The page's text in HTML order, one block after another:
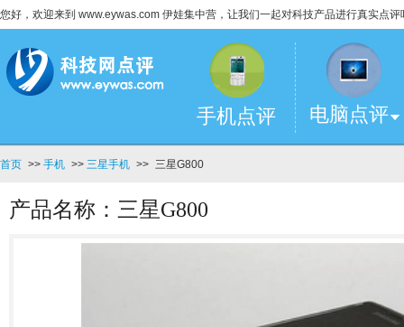
您好，欢迎来到 www.eywas.com 伊娃集中营，让我们一起对科技产品进行真实点评
手机点评 电脑点评
首页 >> 手机 >> 三星手机 >> 三星G800
产品名称：三星G800